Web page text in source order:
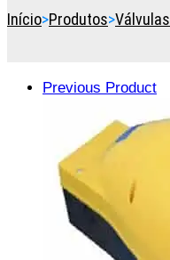
expand
Início>Produtos>Válvulas
Previous Product